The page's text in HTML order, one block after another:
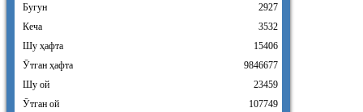
Бугун
Кеча
Шу ҳафта
Ӯтган ҳафта
Шу ой
Ӯтган ой
2927
3532
15406
9846677
23459
107749